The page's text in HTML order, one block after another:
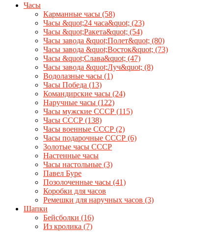
Часы
Карманные часы (58)
Часы &quot;24 часа&quot; (23)
Часы &quot;Ракета&quot; (54)
Часы завода &quot;Полет&quot; (80)
Часы завода &quot;Восток&quot; (73)
Часы &quot;Слава&quot; (47)
Часы завода &quot;Луч&quot; (8)
Водолазные часы (1)
Часы Победа (13)
Командирские часы (24)
Наручные часы (122)
Часы мужские СССР (115)
Часы СССР (138)
Часы военные СССР (2)
Часы подарочные СССР (6)
Золотые часы СССР
Настенные часы
Часы настольные (3)
Павел Буре
Позолоченные часы (41)
Коробки для часов
Ремешки для наручных часов (3)
Шапки
Бейсболки (16)
Из кролика (7)